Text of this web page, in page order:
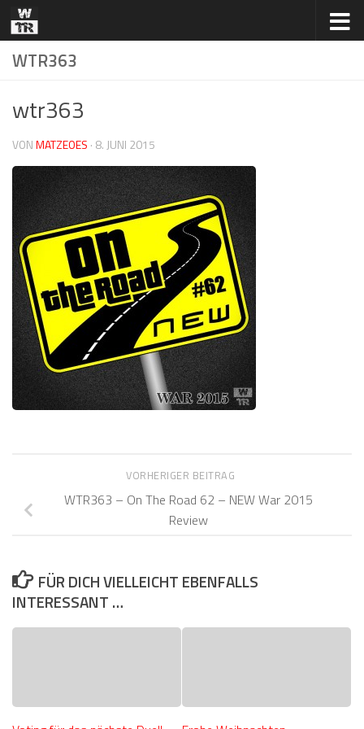
Zum Inhalt springen
WTR363
wtr363
VONMATZEOES · 8. JUNI 2015
VORHERIGER BEITRAG
WTR363 – On The Road 62 – NEW War 2015
Review
FÜR DICH VIELLEICHT EBENFALLS
INTERESSANT …